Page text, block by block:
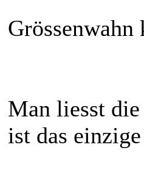
Man liesst
ist das